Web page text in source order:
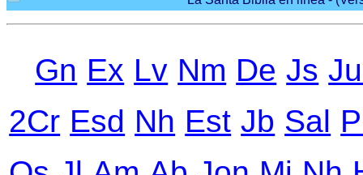
Gn Ex Lv Nm De Js
2Cr Еsd Nh Еst Jb Sal